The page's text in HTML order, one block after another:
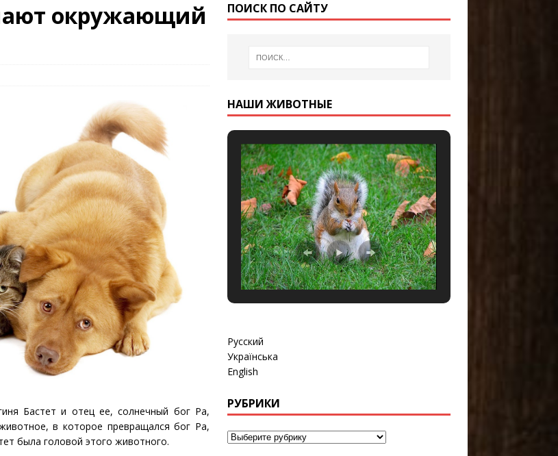
окружающий
Бастет и отец ее, солнечный бог Ра,
в которое превращался бог Ра,
была головой этого животного.
ПОИСК ПО САЙТУ
НАШИ ЖИВОТНЫЕ
Русский
Українська
English
РУБРИКИ